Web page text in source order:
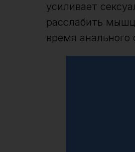
усиливает
расслабить
время анального